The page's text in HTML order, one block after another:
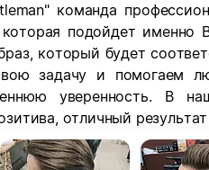
команда
подойдет
который будет
задачу и помогаем
уверенность.
В
отличный